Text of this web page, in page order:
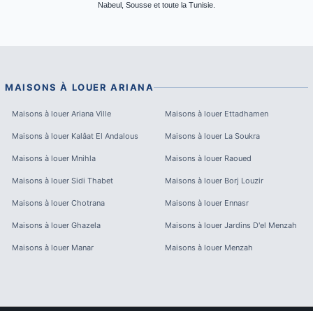
Nabeul, Sousse et toute la Tunisie.
MAISONS À LOUER ARIANA
Maisons à louer Ariana Ville Maisons à louer Ettadhamen
Maisons à louer Kalâat El Andalous Maisons à louer La Soukra
Maisons à louer Mnihla Maisons à louer Raoued
Maisons à louer Sidi Thabet Maisons à louer Borj Louzir
Maisons à louer Chotrana Maisons à louer Ennasr
Maisons à louer Ghazela Maisons à louer Jardins D'el Menzah
Maisons à louer Manar Maisons à louer Menzah